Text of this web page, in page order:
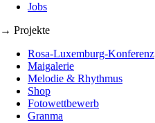
Jobs
→ Projekte
Rosa-Luxemburg-Konferenz
Maigalerie
Melodie & Rhythmus
Shop
Fotowettbewerb
Granma